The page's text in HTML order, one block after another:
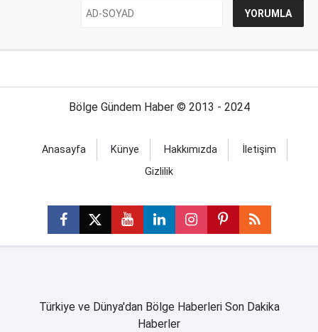
Bölge Gündem Haber © 2013 - 2024
Anasayfa Künye Hakkımızda
İletişim
Gizlilik
Türkiye ve Dünya'dan Bölge Haberleri Son Dakika
Haberler